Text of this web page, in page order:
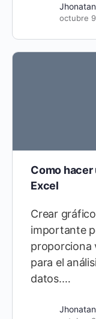
octubre
Como
Excel
Crear
importante
proporciona
para el
datos.…